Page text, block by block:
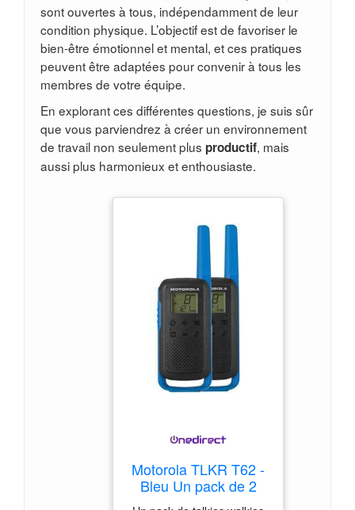
sont ouvertes à tous, indépendamment de leur
condition physique. L’objectif est de favoriser le
bien-être émotionnel et mental, et ces pratiques
peuvent être adaptées pour convenir à tous les
membres de votre équipe.
En explorant ces différentes questions, je suis sûr
que vous parviendrez à créer un environnement
de travail non seulement plus productif, mais
aussi plus harmonieux et enthousiaste.
Motorola TLKR T62 -
Bleu Un pack de 2
talkies walkies